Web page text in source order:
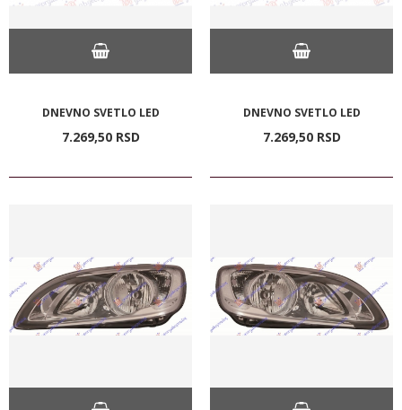
DNEVNO SVETLO LED
7.269,50 RSD
DNEVNO SVETLO LED
7.269,50 RSD